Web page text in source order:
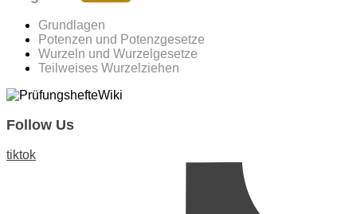
Grundlagen
Potenzen und Potenzgesetze
Wurzeln und Wurzelgesetze
Teilweises Wurzelziehen
Follow Us
tiktok